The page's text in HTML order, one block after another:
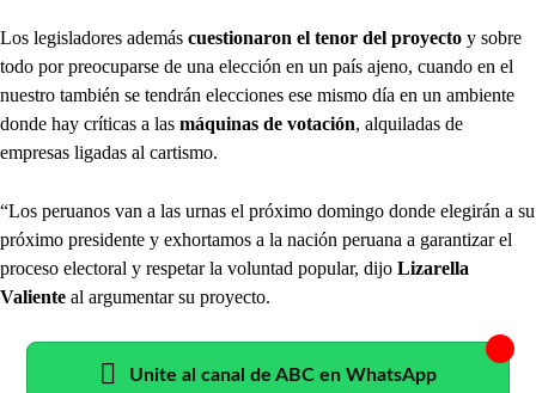
Los legisladores además cuestionaron el tenor del proyecto y sobre
todo por preocuparse de una elección en un país ajeno, cuando en el
nuestro también se tendrán elecciones ese mismo día en un ambiente
donde hay críticas a las máquinas de votación, alquiladas de
empresas ligadas al cartismo.
“Los peruanos van a las urnas el próximo domingo donde elegirán a su
próximo presidente y exhortamos a la nación peruana a garantizar el
proceso electoral y respetar la voluntad popular, dijo Lizarella
Valiente al argumentar su proyecto.
Unite al canal de ABC en WhatsApp